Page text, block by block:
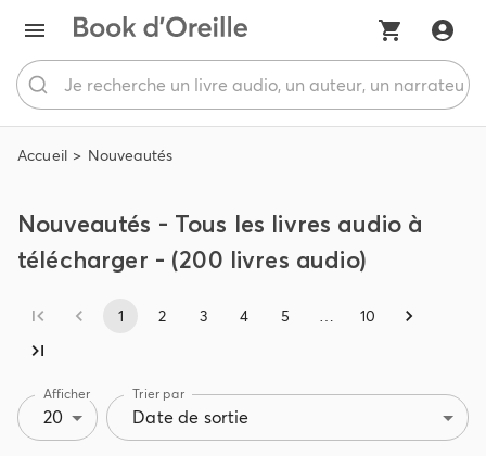
Accueil Nouveautés
Nouveautés - Tous les livres audio à
télécharger - (200 livres audio)
1 2 3 4 5 … 10
Afficher
20
Trier par
Date de sortie